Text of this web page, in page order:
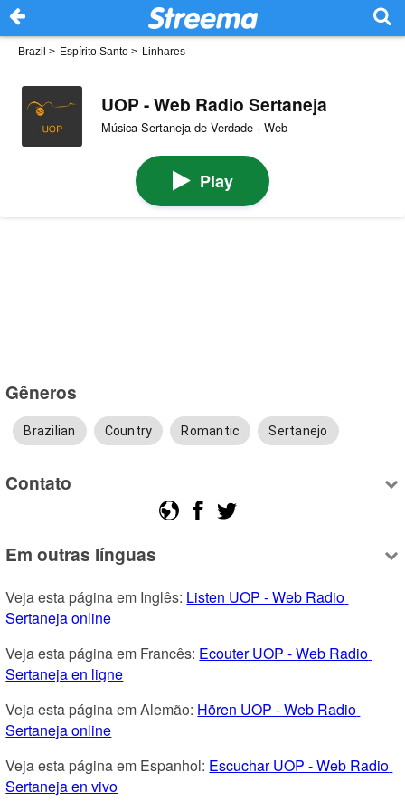
Brazil > Espírito Santo > Linhares
UOP - Web Radio Sertaneja
Música Sertaneja de Verdade · Web
Play
Gêneros
Brazilian Country Romantic Sertanejo
Contato
Em outras línguas
Veja esta página em Inglês: Listen UOP - Web Radio
Sertaneja online
Veja esta página em Francês: Ecouter UOP - Web Radio
Sertaneja en ligne
Veja esta página em Alemão: Hören UOP - Web Radio
Sertaneja online
Veja esta página em Espanhol: Escuchar UOP - Web Radio
Sertaneja en vivo